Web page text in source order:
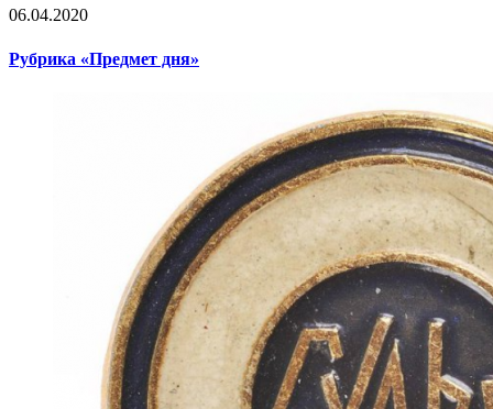
06.04.2020
Рубрика «Предмет дня»